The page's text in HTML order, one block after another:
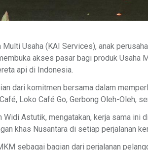
Multi Usaha (KAI Services), anak
akses pasar bagi produk Usaha
api di Indonesia.
dari komitmen bersama dalam
Loko Café Go, Gerbong Oleh-Oleh,
Widi Astutik, mengatakan, kerja sama ini
khas Nusantara di setiap perjalanan
sebagai bagian dari perjalanan